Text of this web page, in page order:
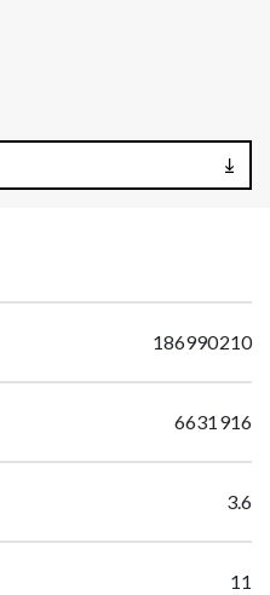
186990210
6631916
3.6
11